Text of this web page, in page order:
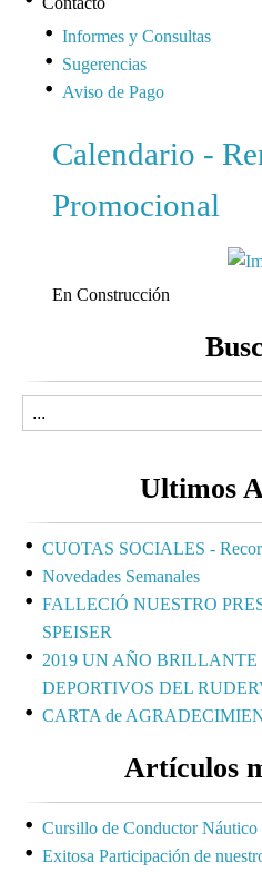
Informes y Consultas
Sugerencias
Aviso de Pago
Calendario -
Promocional
En Construcción
Ultimos
CUOTAS SOCIALES -
Novedades Semanales
FALLECIÓ NUESTRO
SPEISER
2019 UN AÑO BRILLANTE
DEPORTIVOS DEL
CARTA de
Artículos
Cursillo de Conductor Náutico
Exitosa Participación de